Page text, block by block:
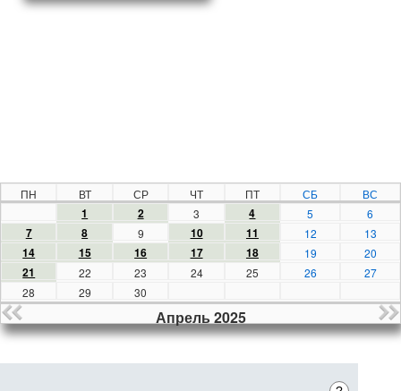
ПН ВТ СР ЧТ ПТ СБ ВС
1 2 3 4 5 6
7 8 9 10 11 12 13
14 15 16 17 18 19 20
21 22 23 24 25 26
27
28
29 30
Апрель 2025